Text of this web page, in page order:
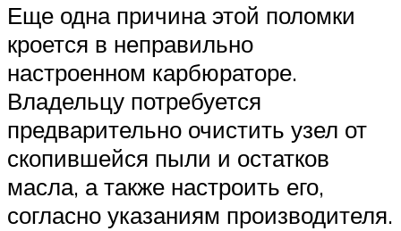
Еще одна причина этой поломки
кроется в неправильно
настроенном карбюраторе.
Владельцу потребуется
предварительно очистить узел от
скопившейся пыли и остатков
масла, а также настроить его,
согласно указаниям производителя.